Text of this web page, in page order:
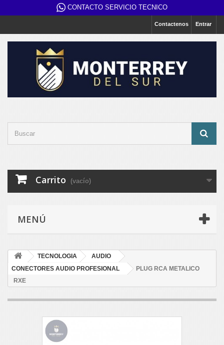
CONTACTO SERVICIO TECNICO
Entrar
Contactenos
Carrito (vacío)
MENÚ
TECNOLOGIA
AUDIO
CONECTORES AUDIO PROFESIONAL
PLUG RCA METALICO
RXE